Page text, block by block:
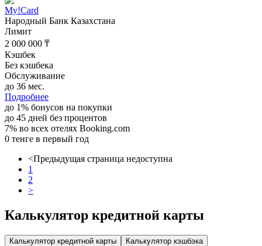
My!Card
Народный Банк Казахстана
Лимит
2 000 000 ₸
Кэшбек
Без кэшбека
Обслуживание
до 36 мес.
Подробнее
до 1% бонусов на покупки
до 45 дней без процентов
7% во всех отелях Booking.com
0 тенге в первый год
<Предыдущая страница недоступна
1
2
>
Калькулятор кредитной карты
Калькулятор кредитной карты Калькулятор кэшбэка